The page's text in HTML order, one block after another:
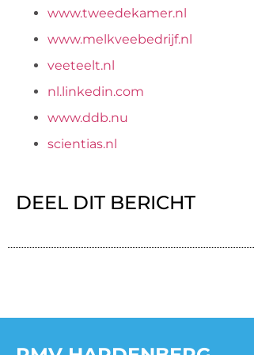
www.tweedekamer.nl
www.melkveebedrijf.nl
veeteelt.nl
nl.linkedin.com
www.ddb.nu
scientias.nl
DEEL DIT BERICHT